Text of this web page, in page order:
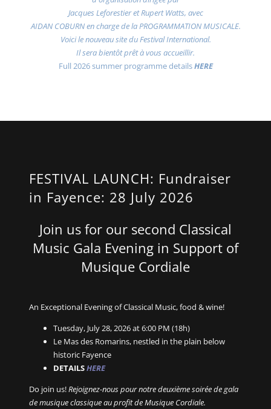
Jacques Leforestier et Rupert Watts, avec
AIDAN COBURN en charge de la PROGRAMMATION MUSICALE.
Voici le nouveau site du Festival International.
Il sera bientôt prêt à vous accueillir.
Full 2026 summer programme detailsHERE
FESTIVAL LAUNCH: Fundraiser
in Fayence: 28 July 2026
Join us for our second Classical
Music Gala Evening in Support of
Musique Cordiale
An Exceptional Evening of Classical Music, food & wine!
Tuesday, July 28, 2026 at 6:00 PM (18h)
Le Mas des Romarins, nestled in the plain below
historic Fayence
DETAILSHERE
Do join us!Rejoignez-nous pour notre deuxième soirée de gala
de musique classique au profit de Musique Cordiale.